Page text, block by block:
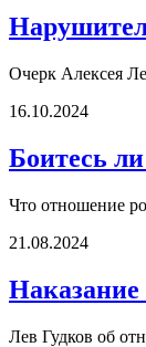
Очерк Алексея
16.10.2024
Боитесь
Что отношение
21.08.2024
Лев Гудков об